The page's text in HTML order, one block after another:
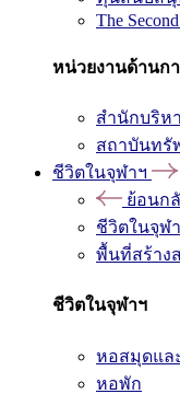
The
หน่วยงานด้านก
สำนักบริห
สถาบันทรั
ชีวิตในจุฬาฯ
ย้อนก
ชีวิตในจุฬ
พื้นที่สร้าง
ชีวิตในจุฬาฯ
หอสมุดแล
หอพัก